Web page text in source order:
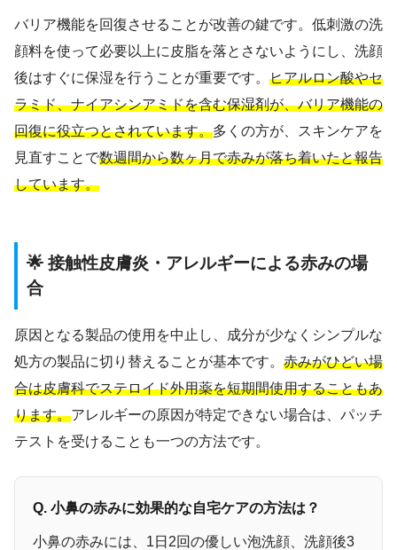
バリア機能を回復させることが改善の鍵です。低刺激の洗
顔料を使って必要以上に皮脂を落とさないようにし、洗顔
後はすぐに保湿を行うことが重要です。 ヒアルロン酸やセ
ラミド、ナイアシンアミドを含む保湿剤が、バリア機能の
回復に役立つとされています。多くの方が、スキンケアを
見直すことで数週間から数ヶ月で赤みが落ち着いたと報告
しています。
🌟 接触性皮膚炎・アレルギーによる赤みの場
合
原因となる製品の使用を中止し、成分が少なくシンプルな
処方の製品に切り替えることが基本です。 赤みがひどい場
合は皮膚科でステロイド外用薬を短期間使用することもあ
ります。アレルギーの原因が特定できない場合は、パッチ
テストを受けることも一つの方法です。
Q. 小鼻の赤みに効果的な自宅ケアの方法は？
小鼻の赤みには、1日2回の優しい泡洗顔、洗顔後3